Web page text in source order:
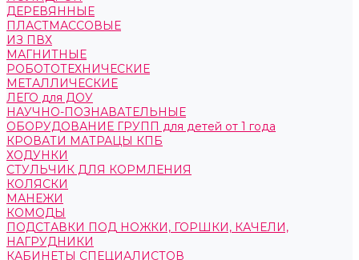
ДЕРЕВЯННЫЕ
ПЛАСТМАССОВЫЕ
ИЗ ПВХ
МАГНИТНЫЕ
РОБОТОТЕХНИЧЕСКИЕ
МЕТАЛЛИЧЕСКИЕ
ЛЕГО для ДОУ
НАУЧНО-ПОЗНАВАТЕЛЬНЫЕ
ОБОРУДОВАНИЕ ГРУПП для детей от 1 года
КРОВАТИ МАТРАЦЫ КПБ
ХОДУНКИ
СТУЛЬЧИК ДЛЯ КОРМЛЕНИЯ
КОЛЯСКИ
МАНЕЖИ
КОМОДЫ
ПОДСТАВКИ ПОД НОЖКИ, ГОРШКИ, КАЧЕЛИ,
НАГРУДНИКИ
КАБИНЕТЫ СПЕЦИАЛИСТОВ